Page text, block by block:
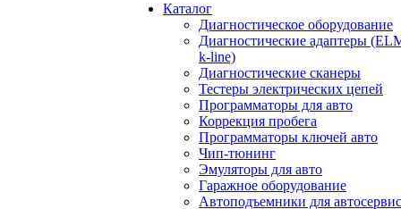
Каталог
Диагностическое оборудование
Диагностические адаптеры
k-line)
Диагностические сканеры
Тестеры электрических цепей
Программаторы для авто
Коррекция пробега
Программаторы ключей авто
Чип-тюнинг
Эмуляторы для авто
Гаражное оборудование
Автоподъемники для